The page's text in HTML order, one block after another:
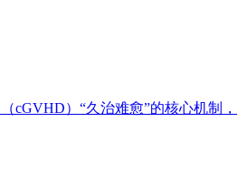
cGVHD）“久治难愈”的核心机制，